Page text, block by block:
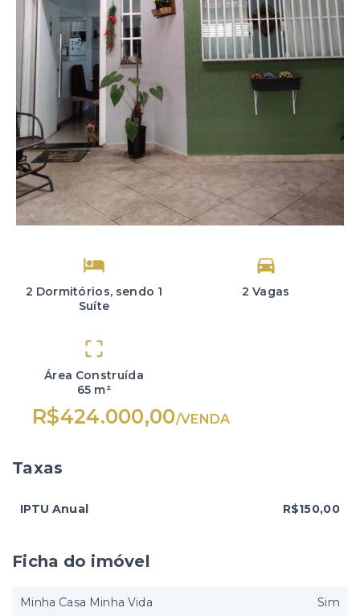
2 Dormitórios, sendo 1
Suíte
2 Vagas
Área Construída
65 m²
R$424.000,00/VENDA
Taxas
IPTU Anual R$150,00
Ficha do imóvel
Minha Casa Minha Vida Sim